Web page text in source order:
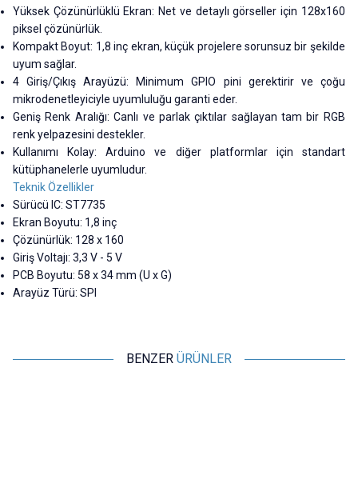
Yüksek Çözünürlüklü Ekran: Net ve detaylı görseller için 128x160
piksel çözünürlük.
Kompakt Boyut: 1,8 inç ekran, küçük projelere sorunsuz bir şekilde
uyum sağlar.
4 Giriş/Çıkış Arayüzü: Minimum GPIO pini gerektirir ve çoğu
mikrodenetleyiciyle uyumluluğu garanti eder.
Geniş Renk Aralığı: Canlı ve parlak çıktılar sağlayan tam bir RGB
renk yelpazesini destekler.
Kullanımı Kolay: Arduino ve diğer platformlar için standart
kütüphanelerle uyumludur.
Teknik Özellikler
Sürücü IC: ST7735
Ekran Boyutu: 1,8 inç
Çözünürlük: 128 x 160
Giriş Voltajı: 3,3 V - 5 V
PCB Boyutu: 58 x 34 mm (U x G)
Arayüz Türü: SPI
BENZER ÜRÜNLER